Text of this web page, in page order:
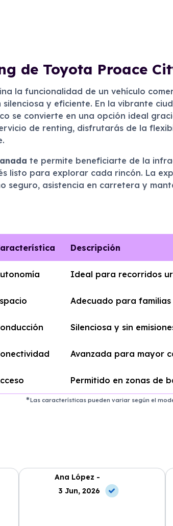
de Toyota Proace
la funcionalidad de un vehículo
y eficiente. En la vibrante
se convierte en una opción ideal
de renting, disfrutarás de la
te permite beneficiarte de la
listo para explorar cada rincón. La
seguro, asistencia en carretera y
Descripción
Ideal para recorridos
Adecuado para
Silenciosa y sin
Avanzada para mayor
Permitido en zonas de
Las características pueden variar según el
Ana López -
3 Jun, 2026